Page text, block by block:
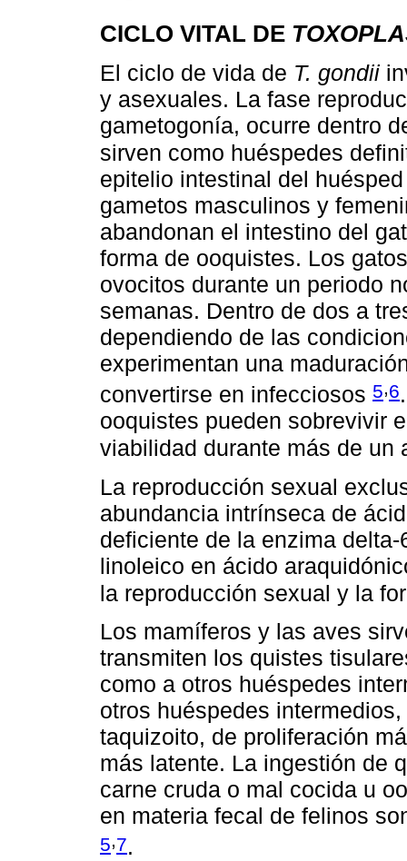
CICLO VITAL DE
El ciclo de vida de T. gondii
y asexuales. La fase
gametogonía, ocurre dentro
sirven como huéspedes
epitelio intestinal del
gametos masculinos y
abandonan el intestino del
forma de ooquistes. Los
ovocitos durante un periodo
semanas. Dentro de dos a
dependiendo de las
experimentan una
convertirse en infecciosos 5,6
ooquistes pueden sobrevivir
viabilidad durante más de un
La reproducción sexual
abundancia intrínseca de
deficiente de la enzima
linoleico en ácido
la reproducción sexual y la
Los mamíferos y las aves
transmiten los quistes
como a otros huéspedes
otros huéspedes intermedios,
taquizoito, de proliferación
más latente. La ingestión de
carne cruda o mal cocida u
en materia fecal de felinos
5,7.